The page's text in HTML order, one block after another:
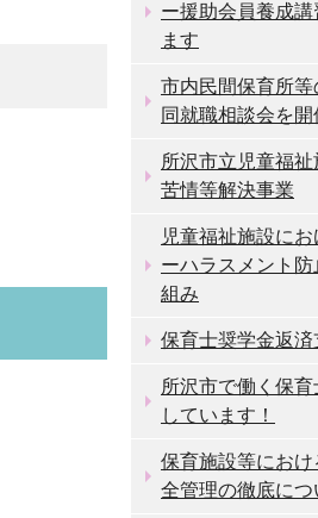
ー援助会員養成
ます
市内民間保育所
同就職相談会を開
所沢市立児童福
苦情等解決事業
児童福祉施設に
ーハラスメント防
組み
保育士奨学金返済
所沢市で働く保
しています！
保育施設等にお
全管理の徹底につ